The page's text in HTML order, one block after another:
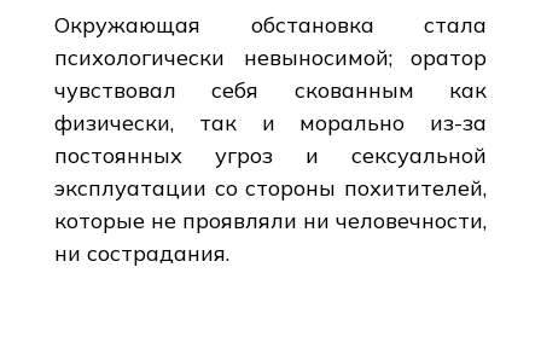
Окружающая обстановка стала
психологически невыносимой; оратор
чувствовал себя скованным как
физически, так и морально из-за
постоянных угроз и сексуальной
эксплуатации со стороны похитителей,
которые не проявляли ни человечности,
ни сострадания.